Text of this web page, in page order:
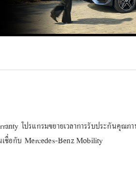
โปรแกรมขยายเวลาการรับประกันคุณภ
ชื่อกับ Mercedes-Benz Mobility